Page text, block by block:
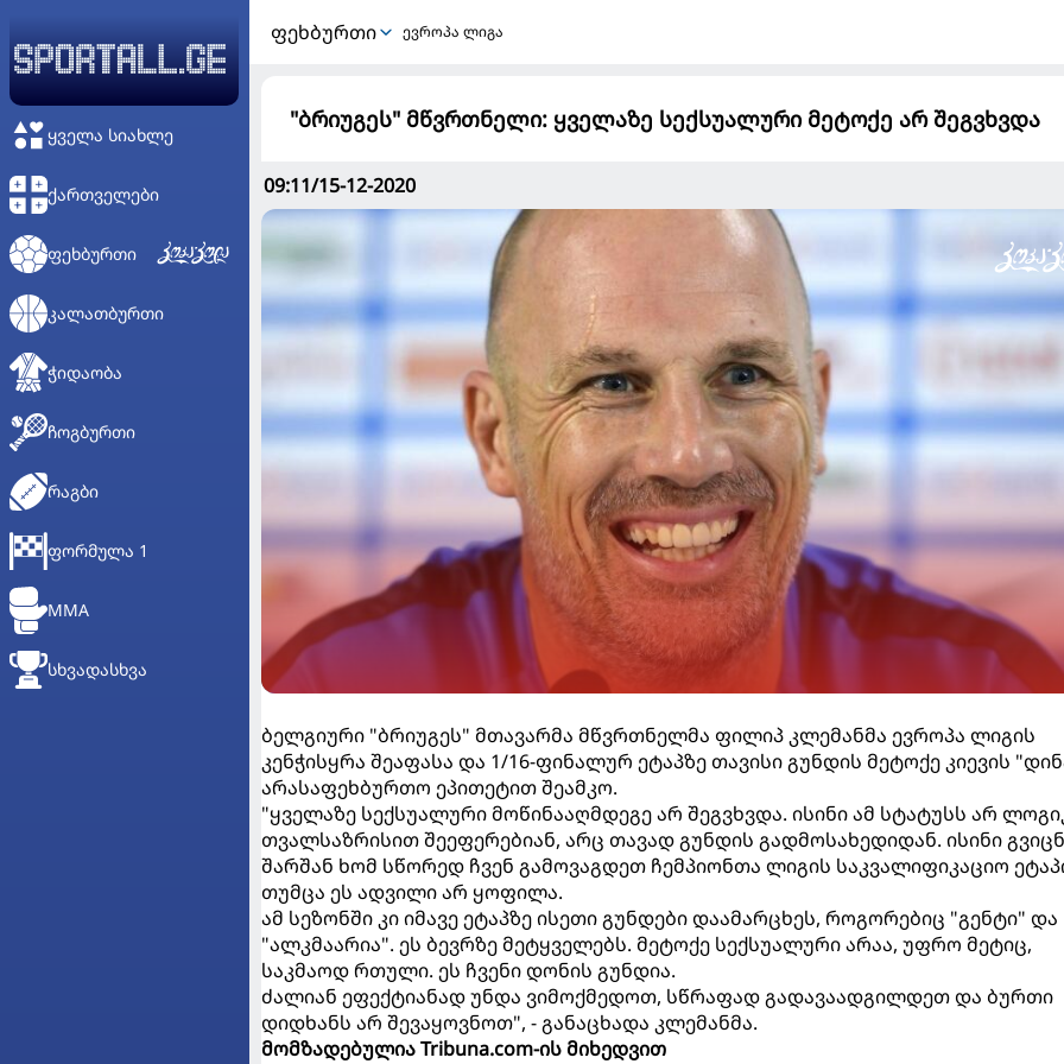
ᲧᲕᲔᲚᲐ ᲡᲘᲐᲮᲚᲔ
ᲥᲐᲠᲗᲕᲔᲚᲔᲑᲘ
ᲤᲔᲮᲑᲣᲠᲗᲘ
ᲙᲐᲚᲐᲗᲑᲣᲠᲗᲘ
ᲭᲘᲓᲐᲝᲑᲐ
ᲩᲝᲒᲑᲣᲠᲗᲘ
ᲠᲐᲒᲑᲘ
ᲤᲝᲠᲛᲣᲚᲐ 1
MMA
ᲡᲮᲕᲐᲓᲐᲡᲮᲕᲐ
ᲤᲔᲮᲑᲣᲠᲗᲘ ევროპა ლიგა
"ბრიუგეს" მწვრთნელი: ყველაზე სექსუალური მეტოქე არ შეგვხვდა
09:11/15-12-2020
ბელგიური "ბრიუგეს" მთავარმა მწვრთნელმა ფილიპ კლემანმა ევროპა ლიგის
კენჭისყრა შეაფასა და 1/16-ფინალურ ეტაპზე თავისი გუნდის მეტოქე კიევის
არასაფეხბურთო ეპითეტით შეამკო.
"ყველაზე სექსუალური მოწინააღმდეგე არ შეგვხვდა. ისინი ამ სტატუსს არ
თვალსაზრისით შეეფერებიან, არც თავად გუნდის გადმოსახედიდან. ისინი
შარშან ხომ სწორედ ჩვენ გამოვაგდეთ ჩემპიონთა ლიგის საკვალიფიკაციო
თუმცა ეს ადვილი არ ყოფილა.
ამ სეზონში კი იმავე ეტაპზე ისეთი გუნდები დაამარცხეს, როგორებიც "გენტი" და
"ალკმაარია". ეს ბევრზე მეტყველებს. მეტოქე სექსუალური არაა, უფრო მეტიც,
საკმაოდ რთული. ეს ჩვენი დონის გუნდია.
ძალიან ეფექტიანად უნდა ვიმოქმედოთ, სწრაფად გადავაადგილდეთ და ბურთი
დიდხანს არ შევაყოვნოთ", - განაცხადა კლემანმა.
მომზადებულია Tribuna.com-ის მიხედვით